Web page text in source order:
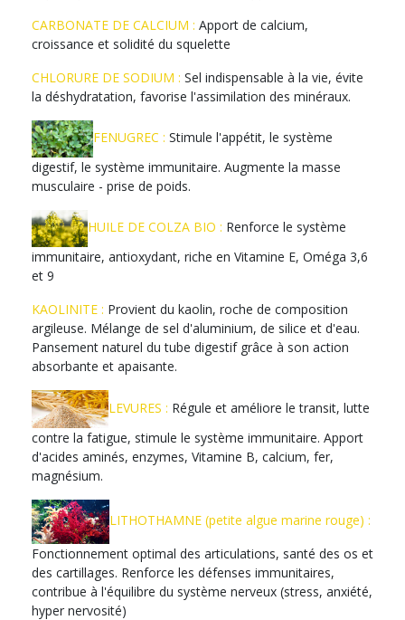
CARBONATE DE CALCIUM : Apport de calcium,
croissance et solidité du squelette
CHLORURE DE SODIUM : Sel indispensable à la vie, évite
la déshydratation, favorise l'assimilation des minéraux.
FENUGREC : Stimule l'appétit, le système
digestif, le système immunitaire. Augmente la masse
musculaire - prise de poids.
HUILE DE COLZA BIO : Renforce le système
immunitaire, antioxydant, riche en Vitamine E, Oméga 3,6
et 9
KAOLINITE : Provient du kaolin, roche de composition
argileuse. Mélange de sel d'aluminium, de silice et d'eau.
Pansement naturel du tube digestif grâce à son action
absorbante et apaisante.
LEVURES : Régule et améliore le transit, lutte
contre la fatigue, stimule le système immunitaire. Apport
d'acides aminés, enzymes, Vitamine B, calcium, fer,
magnésium.
LITHOTHAMNE (petite algue marine rouge) :
Fonctionnement optimal des articulations, santé des os et
des cartillages. Renforce les défenses immunitaires,
contribue à l'équilibre du système nerveux (stress, anxiété,
hyper nervosité)